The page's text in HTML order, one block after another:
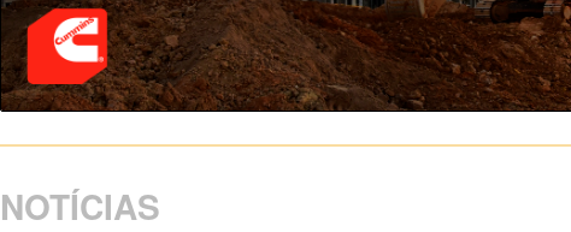
NOTÍCIAS